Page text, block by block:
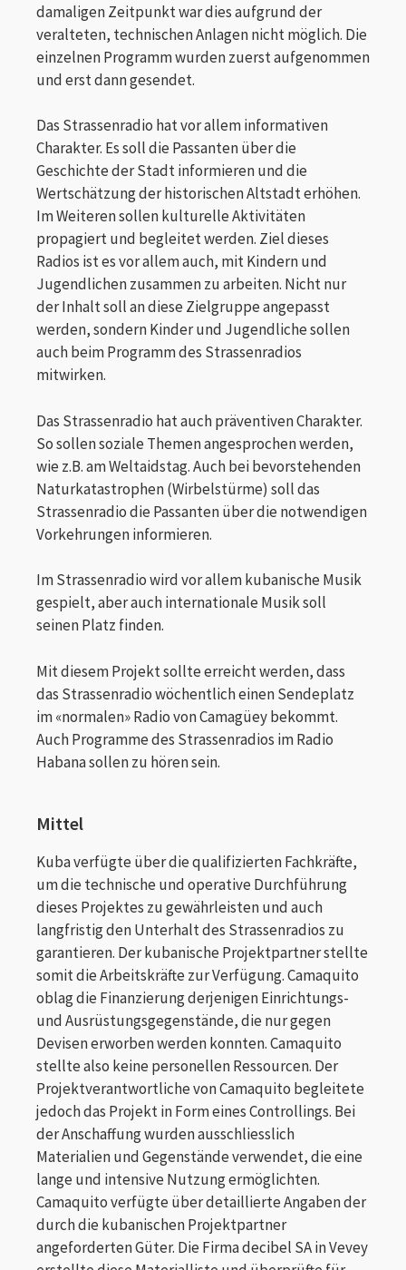
damaligen Zeitpunkt war dies aufgrund der
veralteten, technischen Anlagen nicht möglich. Die
einzelnen Programm wurden zuerst aufgenommen
und erst dann gesendet.
Das Strassenradio hat vor allem informativen
Charakter. Es soll die Passanten über die
Geschichte der Stadt informieren und die
Wertschätzung der historischen Altstadt erhöhen.
Im Weiteren sollen kulturelle Aktivitäten
propagiert und begleitet werden. Ziel dieses
Radios ist es vor allem auch, mit Kindern und
Jugendlichen zusammen zu arbeiten. Nicht nur
der Inhalt soll an diese Zielgruppe angepasst
werden, sondern Kinder und Jugendliche sollen
auch beim Programm des Strassenradios
mitwirken.
Das Strassenradio hat auch präventiven Charakter.
So sollen soziale Themen angesprochen werden,
wie z.B. am Weltaidstag. Auch bei bevorstehenden
Naturkatastrophen (Wirbelstürme) soll das
Strassenradio die Passanten über die notwendigen
Vorkehrungen informieren.
Im Strassenradio wird vor allem kubanische Musik
gespielt, aber auch internationale Musik soll
seinen Platz finden.
Mit diesem Projekt sollte erreicht werden, dass
das Strassenradio wöchentlich einen Sendeplatz
im «normalen» Radio von Camagüey bekommt.
Auch Programme des Strassenradios im Radio
Habana sollen zu hören sein.
Mittel
Kuba verfügte über die qualifizierten Fachkräfte,
um die technische und operative Durchführung
dieses Projektes zu gewährleisten und auch
langfristig den Unterhalt des Strassenradios zu
garantieren. Der kubanische Projektpartner stellte
somit die Arbeitskräfte zur Verfügung. Camaquito
oblag die Finanzierung derjenigen Einrichtungs-
und Ausrüstungsgegenstände, die nur gegen
Devisen erworben werden konnten. Camaquito
stellte also keine personellen Ressourcen. Der
Projektverantwortliche von Camaquito begleitete
jedoch das Projekt in Form eines Controllings. Bei
der Anschaffung wurden ausschliesslich
Materialien und Gegenstände verwendet, die eine
lange und intensive Nutzung ermöglichten.
Camaquito verfügte über detaillierte Angaben der
durch die kubanischen Projektpartner
angeforderten Güter. Die Firma decibel SA in Vevey